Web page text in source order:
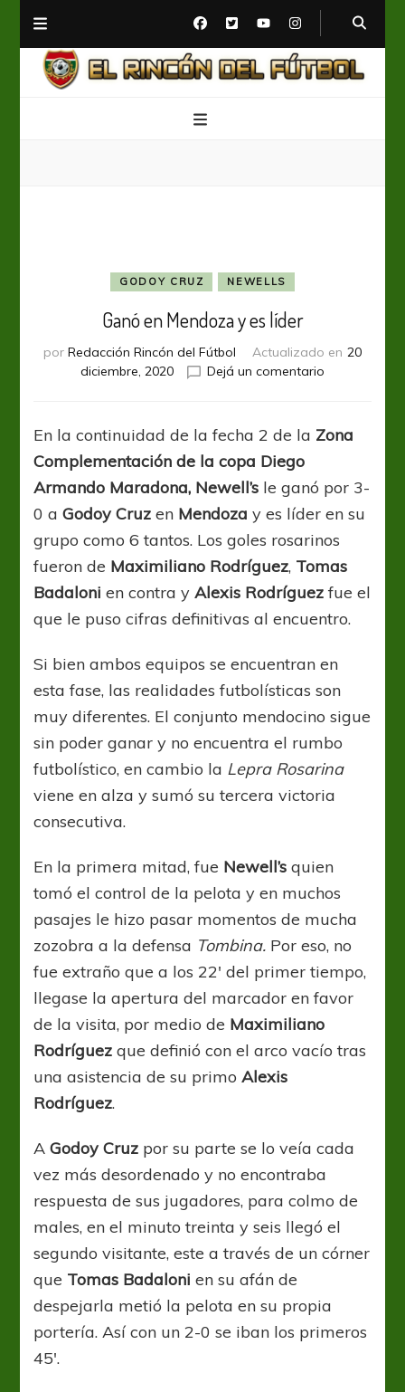
GODOY CRUZ NEWELLS
Ganó en Mendoza y es líder
por Redacción Rincón del Fútbol Actualizado en 20
diciembre, 2020
Dejá un comentario
Mendoza
y
líder
En la continuidad de la fecha 2 de la Zona
Complementación de la copa Diego
Armando Maradona, Newell’s le ganó por 3-
0 aGodoy Cruzen Mendoza y es líder en su
grupo como 6 tantos. Los goles rosarinos
fueron de Maximiliano Rodríguez, Tomas
Badaloni en contra yAlexis Rodríguezfue el
que le puso cifras definitivas al encuentro.
Si bien ambos equipos se encuentran en
esta fase, las realidades futbolísticas son
muy diferentes. El conjunto mendocino sigue
sin poder ganar y no encuentra el rumbo
futbolístico, en cambio la Lepra Rosarina
viene en alza y sumó su tercera victoria
consecutiva.
En la primera mitad, fue Newell’squien
tomó el control de la pelota y en muchos
pasajes le hizo pasar momentos de mucha
zozobra a la defensa Tombina. Por eso, no
fue extraño que a los 22′ del primer tiempo,
llegase la apertura del marcador en favor
de la visita, por medio de Maximiliano
Rodríguez que definió con el arco vacío tras
una asistencia de su primoAlexis
Rodríguez.
AGodoy Cruz por su parte se lo veía cada
vez más desordenado y no encontraba
respuesta de sus jugadores, para colmo de
males, en el minuto treinta y seis llegó el
segundo visitante, este a través de un córner
que Tomas Badalonien su afán de
despejarla metió la pelota en su propia
portería. Así con un 2-0 se iban los primeros
45′.